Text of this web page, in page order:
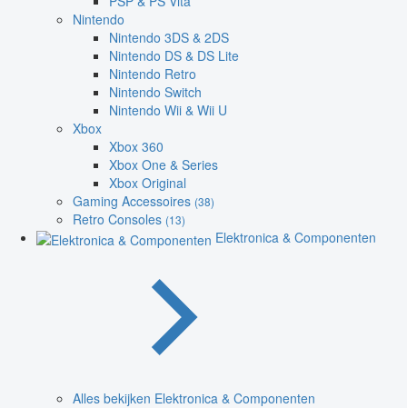
Nintendo
Nintendo 3DS & 2DS
Nintendo DS & DS Lite
Nintendo Retro
Nintendo Switch
Nintendo Wii & Wii U
Xbox
Xbox 360
Xbox One & Series
Xbox Original
Gaming Accessoires (38)
Retro Consoles (13)
Elektronica & Componenten
Alles bekijken Elektronica & Componenten